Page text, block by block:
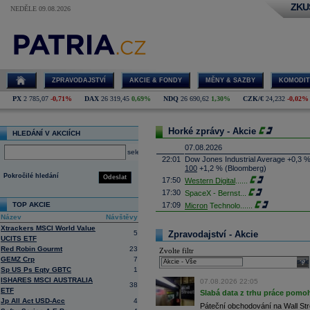
NEDĚLE 09.08.2026
ZPRAVODAJSTVÍ AKCIE & FONDY MĚNY & SAZBY
PX 2 785,07 -0,71% DAX 26 319,45 0,69% NDQ 26 690,62 1,30% CZK/€ 24,232 -0,02%
HLEDÁNÍ V AKCIÍCH
select
Odeslat
Pokročilé hledání
TOP AKCIE
Název
Návštěvy
Xtrackers MSCI World Value
UCITS ETF
5
Red Robin Gourmt
23
GEMZ Crp
7
Sp US Ps Eqty GBTC
1
ISHARES MSCI AUSTRALIA
ETF
38
Jp All Act USD-Acc
4
Horké zprávy - Akcie
07.08.2026
22:01
Dow Jones Industrial Average +0,3
100 +1,2 % (Bloomberg)
17:50 Western Digital
17:30 SpaceX - Bernst
17:09 Micron Technolo
16:26
Objem obchodů s akciemi na
obchodů za poslední rok je 0,665
16:23 Zvýšení výroby balistických střel
nějakou dobu potrvá. Agentuře
Armin Papperger. Společná výroba
doplnit arzenál Spojeným státům,
(ČTK)
16:07 Conocophillips
Zpravodajství - Akcie
Zvolte filtr
07.08.2026 22:05
Slabá data z trhu práce
Páteční obchodování na Wall